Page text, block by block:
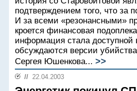
подтверждением того, что за
И за всеми «резонансными»
кроется финансовая
информация стала доступной
обсуждаются версии убийства
Сергея Юшенкова... >>
// 22.04.2003